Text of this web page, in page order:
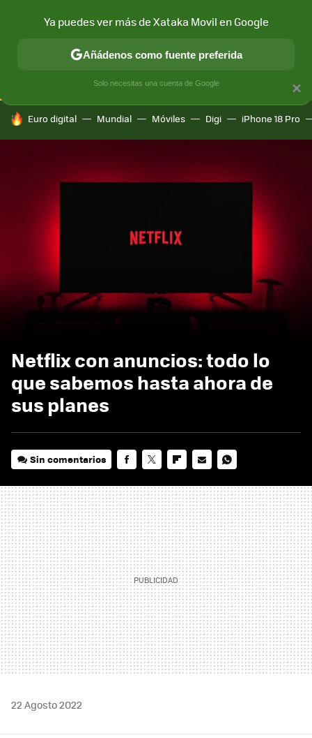
CONECTIVIDAD MÓVIL Y SOCIEDAD APLICACIONES
HOY SE HABLA DE
Euro digital Mundial Móviles Digi iPhone 18 Pro
Netflix con anuncios: todo lo
que sabemos hasta ahora de
sus planes
Sin comentarios
MAIL
22 Agosto 2022
×
Ya puedes ver más de Xataka Movil en Google
Añádenos como fuente preferida
Solo necesitas una cuenta de Google